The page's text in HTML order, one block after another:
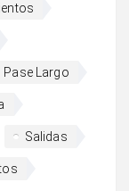
Pase Largo
Salidas